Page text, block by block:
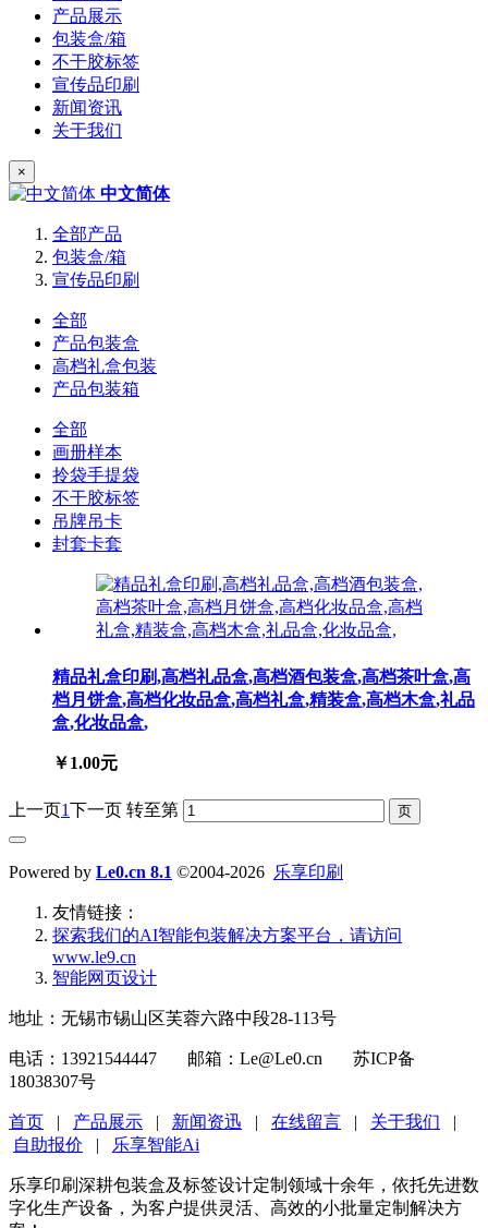
产品展示
包装盒/箱
不干胶标签
宣传品印刷
新闻资讯
关于我们
×
中文简体
全部产品
包装盒/箱
宣传品印刷
全部
产品包装盒
高档礼盒包装
产品包装箱
全部
画册样本
拎袋手提袋
不干胶标签
吊牌吊卡
封套卡套
精品礼盒印刷,高档礼品盒,高档酒包装盒,高档茶叶盒,高
档月饼盒,高档化妆品盒,高档礼盒,精装盒,高档木盒,礼品
盒,化妆品盒,
￥1.00元
上一页1下一页 转至第
Powered by Le0.cn 8.1 ©2004-2026 乐享印刷
友情链接：
探索我们的‌AI智能包装解决方案平台‌，请访问
www.le9.cn
智能网页设计
地址：无锡市锡山区芙蓉六路中段28-113号
电话：13921544447 邮箱：Le@Le0.cn 苏ICP备
18038307号
首页 | 产品展示 | 新闻资迅 | 在线留言 | 关于我们 |
自助报价 | 乐享智能Ai
乐享印刷深耕包装盒及标签设计定制领域十余年，依托先进数
字化生产设备，为客户提供灵活、高效的小批量定制解决方